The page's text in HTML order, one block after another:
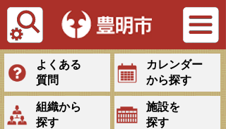
Tiếng Việt
よくある
質問
カレンダー
から探す
組織から
探す
施設を
探す